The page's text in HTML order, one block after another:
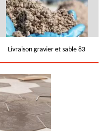
Livraison gravier et sable 83